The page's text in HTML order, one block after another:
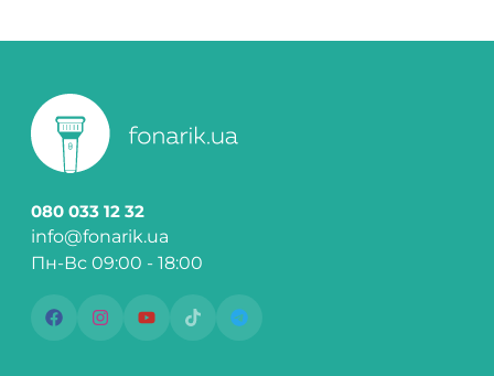
080 033 12 32
info@fonarik.ua
Пн-Вс 09:00 - 18:00